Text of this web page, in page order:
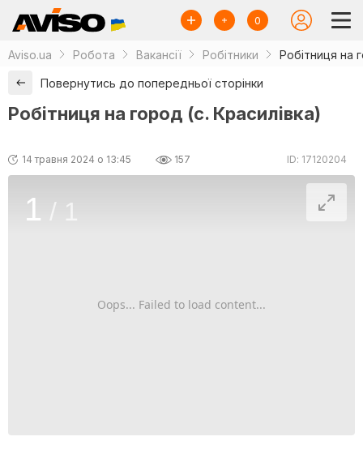
0
Aviso.ua Робота Вакансії Робітники Робітниця на
Повернутись до попередньої сторінки
Робітниця на город (с. Красилівка)
14 травня 2024 о 13:45 157 ID: 17120204
Oops... Failed to load content...
1 / 1